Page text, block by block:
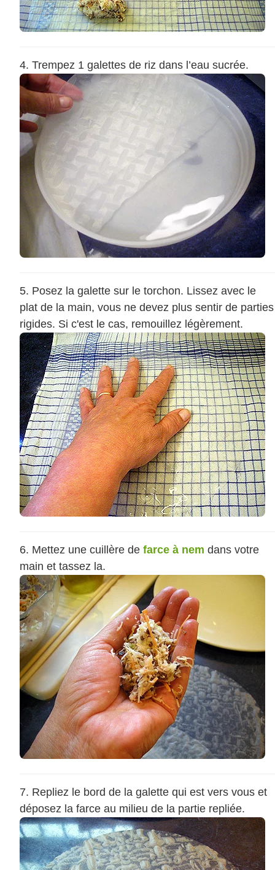
Trempez 1 galettes de riz dans l’eau sucrée.
Posez la galette sur le torchon. Lissez avec le
plat de la main, vous ne devez plus sentir de parties
rigides. Si c'est le cas, remouillez légèrement.
Mettez une cuillère de farce à nem dans votre
main et tassez la.
Repliez le bord de la galette qui est vers vous et
déposez la farce au milieu de la partie repliée.